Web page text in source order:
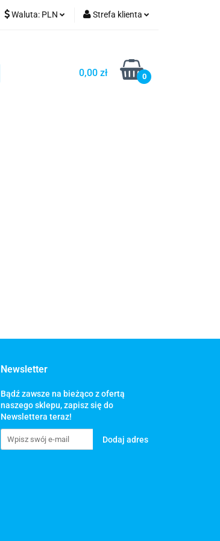
Waluta: PLN Strefa klienta
Zarejestruj się
Dodaj zgłoszenie
0,00 zł 0
Newsletter
Bądź zawsze na bieżąco z ofertą
naszego sklepu, zapisz się do
Newslettera teraz!